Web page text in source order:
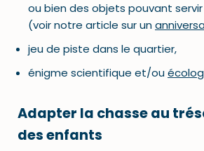
ou bien des objets pouvant
(voir notre article sur un
jeu de piste dans le quartier,
énigme scientifique et/ou
Adapter la chasse au
des enfants